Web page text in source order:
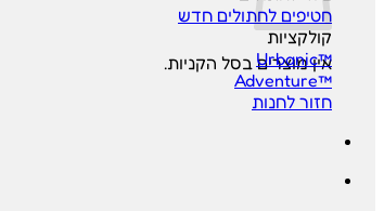
אין מוצרים בסל הקניות.
חזור לחנות
חטיפים לחתולים
קולקציות
™Urbanic
™Adventure